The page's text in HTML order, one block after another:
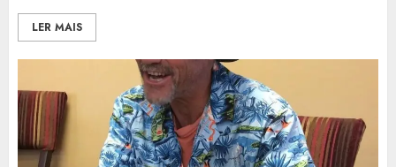
LER MAIS